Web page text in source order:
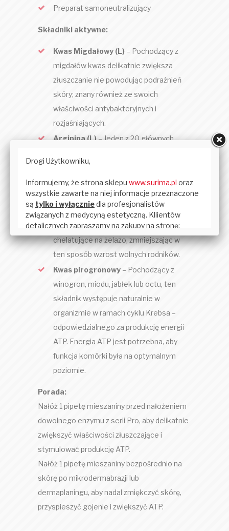
Preparat samoneutralizujący
Składniki aktywne:
Kwas Migdałowy (L) – Pochodzący z
migdałów kwas delikatnie zwiększa
złuszczanie nie powodując podrażnień
skóry; znany również ze swoich
właściwości antybakteryjnych i
rozjaśniających.
Arginina (L)– Jeden z 20 głównych
wspomaga gojenie ran oraz wspomaga
syntezę elastyny i kolagenu.
Kwas fitynowy– naturalny
przeciwutleniacz pozyskiwany z ryżu,
składnik ten ma silne działanie
chelatujące na żelazo, zmniejszając w
ten sposób wzrost wolnych rodników.
Kwas pirogronowy – Pochodzący z
winogron, miodu, jabłek lub octu, ten
składnik występuje naturalnie w
organizmie w ramach cyklu Krebsa –
odpowiedzialnego za produkcję energii
ATP. Energia ATP jest potrzebna, aby
funkcja komórki była na optymalnym
poziomie.
Porada:
Nałóż 1 pipetę mieszaniny przed nałożeniem
dowolnego enzymu z serii Pro, aby delikatnie
zwiększyć właściwości złuszczające i
stymulować produkcję ATP.
Nałóż 1 pipetę mieszaniny bezpośrednio na
skórę po mikrodermabrazji lub
dermaplaningu, aby nadal zmiękczyć skórę,
przyspieszyć gojenie i zwiększyć ATP.